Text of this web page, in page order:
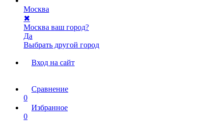
Москва
✖
Москва ваш город?
Да
Выбрать другой город
Вход на сайт
Сравнение
0
Избранное
0